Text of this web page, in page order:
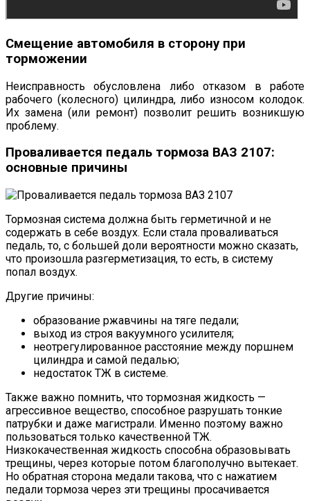
Смещение автомобиля в сторону при
торможении
Неисправность обусловлена либо отказом в работе
рабочего (колесного) цилиндра, либо износом колодок.
Их замена (или ремонт) позволит решить возникшую
проблему.
Проваливается педаль тормоза ВАЗ 2107:
основные причины
Тормозная система должна быть герметичной и не
содержать в себе воздух. Если стала проваливаться
педаль, то, с большей доли вероятности можно сказать,
что произошла разгерметизация, то есть, в систему
попал воздух.
Другие причины:
образование ржавчины на тяге педали;
выход из строя вакуумного усилителя;
неотрегулированное расстояние между поршнем
цилиндра и самой педалью;
недостаток ТЖ в системе.
Также важно помнить, что тормозная жидкость —
агрессивное вещество, способное разрушать тонкие
патрубки и даже магистрали. Именно поэтому важно
пользоваться только качественной ТЖ.
Низкокачественная жидкость способна образовывать
трещины, через которые потом благополучно вытекает.
Но обратная сторона медали такова, что с нажатием
педали тормоза через эти трещины просачивается